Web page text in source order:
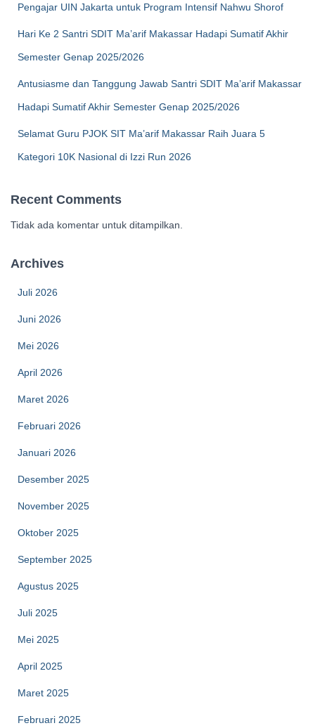
Pengajar UIN Jakarta untuk Program Intensif Nahwu Shorof
Hari Ke 2 Santri SDIT Ma’arif Makassar Hadapi Sumatif Akhir
Semester Genap 2025/2026
Antusiasme dan Tanggung Jawab Santri SDIT Ma’arif Makassar
Hadapi Sumatif Akhir Semester Genap 2025/2026
Selamat Guru PJOK SIT Ma’arif Makassar Raih Juara 5
Kategori 10K Nasional di Izzi Run 2026
Recent Comments
Tidak ada komentar untuk ditampilkan.
Archives
Juli 2026
Juni 2026
Mei 2026
April 2026
Maret 2026
Februari 2026
Januari 2026
Desember 2025
November 2025
Oktober 2025
September 2025
Agustus 2025
Juli 2025
Mei 2025
April 2025
Maret 2025
Februari 2025